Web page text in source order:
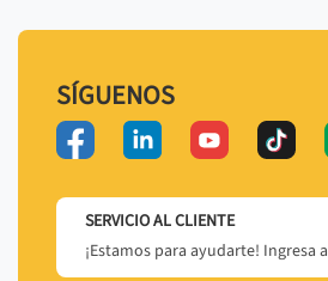
SÍGUENOS
SERVICIO AL CLIENTE
¡Estamos para ayudarte! Ingresa a